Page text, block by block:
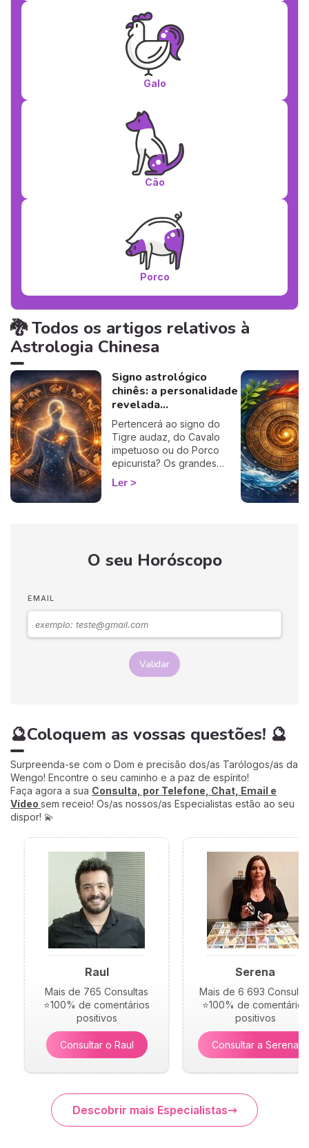
Galo
Cão
Porco
🐉 Todos os artigos relativos à
Astrologia Chinesa
Signo astrológico
chinês: a personalidade
revelada...
Pertencerá ao signo do
Tigre audaz, do Cavalo
impetuoso ou do Porco
epicurista? Os grandes
traços do seu caráter
encontram-se inscritos no
o que permitirá um
autoconhecimento mais
Astrologia Chinesa, uma
Ler
O seu Horóscopo
EMAIL
Validar
🔮Coloquem as vossas questões! 🔮
Surpreenda-se com o Dom e precisão dos/as Tarólogos/as da
Wengo! Encontre o seu caminho e a paz de espírito!
Faça agora a sua Consulta, por Telefone, Chat, Email e
Vídeo sem receio! Os/as nossos/as Especialistas estão ao seu
dispor! 💫
Raul
Mais de 765 Consultas
⭐100% de comentários
positivos
Consultar o Raul
Serena
Mais de 6 693
⭐100% de comentários
positivos
Consultar a Serena
Descobrir mais Especialistas